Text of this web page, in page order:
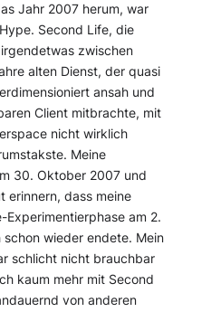
Jahr 2007 herum, war
Second Life, die
zwischen
alten Dienst, der quasi
ansah und
Client mitbrachte, mit
nicht wirklich
Meine
30. Oktober 2007 und
erinnern, dass meine
am 2.
wieder endete. Mein
schlicht nicht brauchbar
kaum mehr mit Second
von anderen